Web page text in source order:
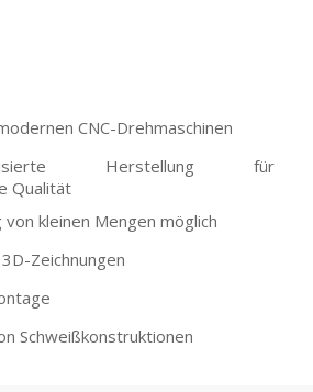
CNC-Drehmaschinen
Herstellung für
Qualität
von kleinen Mengen möglich
Zeichnungen
Schweißkonstruktionen